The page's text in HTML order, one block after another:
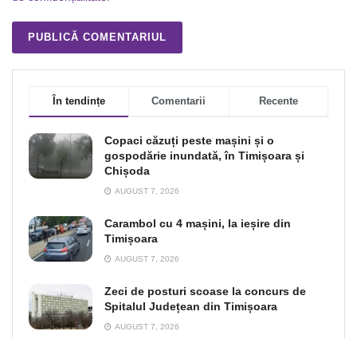
În tendințe Comentarii Recente
Copaci căzuți peste mașini și o
gospodărie inundată, în Timișoara și
Chișoda
AUGUST 7, 2026
Carambol cu 4 mașini, la ieșire din
Timișoara
AUGUST 7, 2026
Zeci de posturi scoase la concurs de
Spitalul Județean din Timișoara
AUGUST 7, 2026